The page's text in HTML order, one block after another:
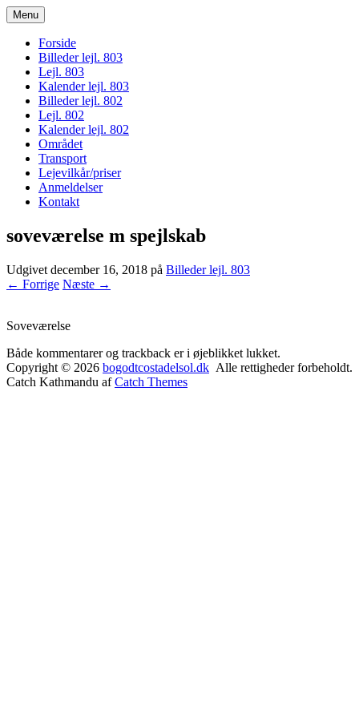
bogodtcostadelsol.dk
Menu
Forside
Billeder lejl. 803
Lejl. 803
Kalender lejl. 803
Billeder lejl. 802
Lejl. 802
Kalender lejl. 802
Området
Transport
Lejevilkår/priser
Anmeldelser
Kontakt
soveværelse m spejlskab
Udgivet december 16, 2018 på Billeder lejl. 803
← Forrige Næste →
Soveværelse
Både kommentarer og trackback er i øjeblikket lukket.
Copyright © 2026 bogodtcostadelsol.dk Alle rettigheder forbeholdt.
Catch Kathmandu afCatch Themes